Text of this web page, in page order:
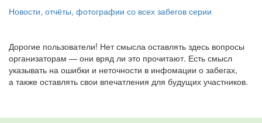
Новости, отчёты, фотографии со всех забегов серии
Дорогие пользователи! Нет смысла оставлять здесь вопросы
организаторам — они вряд ли это прочитают. Есть смысл
указывать на ошибки и неточности в инфомации о забегах,
а также оставлять свои впечатления для будущих участников.